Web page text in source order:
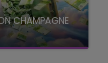
CHAMPAGNE
FM, à 8H10